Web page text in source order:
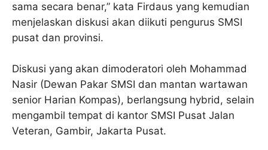
sama secara benar,” kata Firdaus yang kemudian
menjelaskan diskusi akan diikuti pengurus SMSI
pusat dan provinsi.
Diskusi yang akan dimoderatori oleh Mohammad
Nasir (Dewan Pakar SMSI dan mantan wartawan
senior Harian Kompas), berlangsung hybrid, selain
mengambil tempat di kantor SMSI Pusat Jalan
Veteran, Gambir, Jakarta Pusat.